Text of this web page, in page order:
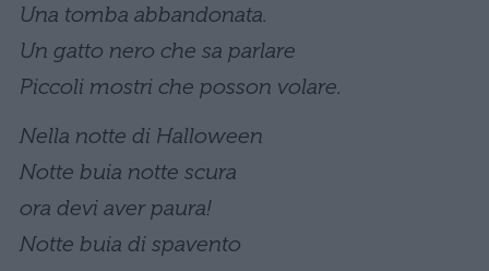
Una tomba abbandonata.
Un gatto nero che sa parlare
Piccoli mostri che posson volare.
Nella notte di Halloween
Notte buia notte scura
ora devi aver paura!
Notte buia di spavento